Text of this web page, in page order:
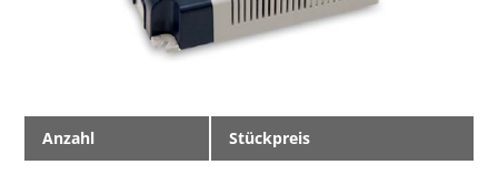
Anzahl Stückpreis